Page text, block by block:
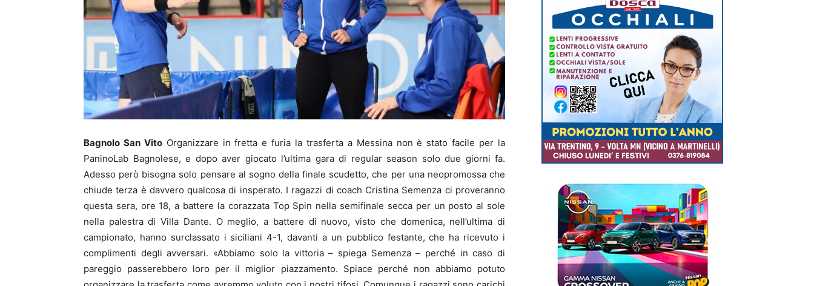
Bagnolo San VitoOrganizzare in fretta e furia la trasferta a Messina non è stato facile per la
PaninoLab Bagnolese, e dopo aver giocato l’ultima gara di regular season solo due giorni fa.
Adesso però bisogna solo pensare al sogno della finale scudetto, che per una neopromossa che
chiude terza è davvero qualcosa di insperato. I ragazzi di coach Cristina Semenza ci proveranno
questa sera, ore 18, a battere la corazzata Top Spin nella semifinale secca per un posto al sole
nella palestra di Villa Dante. O meglio, a battere di nuovo, visto che domenica, nell’ultima di
campionato, hanno surclassato i siciliani 4-1, davanti a un pubblico festante, che ha ricevuto i
complimenti degli avversari. «Abbiamo solo la vittoria – spiega Semenza – perché in caso di
pareggio passerebbero loro per il miglior piazzamento. Spiace perché non abbiamo potuto